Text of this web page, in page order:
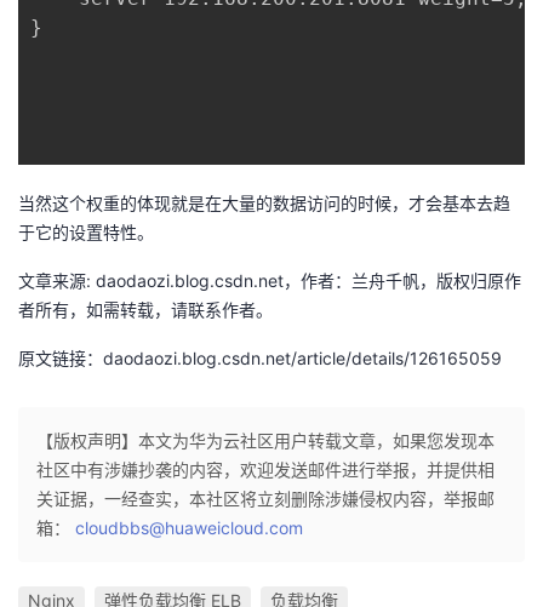
}
当然这个权重的体现就是在大量的数据访问的时候，才会基本去趋
于它的设置特性。
文章来源: daodaozi.blog.csdn.net，作者：兰舟千帆，版权归原作
者所有，如需转载，请联系作者。
原文链接：daodaozi.blog.csdn.net/article/details/126165059
【版权声明】本文为华为云社区用户转载文章，如果您发现本
社区中有涉嫌抄袭的内容，欢迎发送邮件进行举报，并提供相
关证据，一经查实，本社区将立刻删除涉嫌侵权内容，举报邮
箱： cloudbbs@huaweicloud.com
Nginx 弹性负载均衡 ELB 负载均衡